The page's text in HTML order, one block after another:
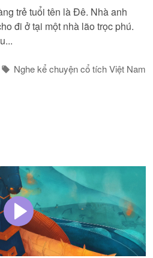
trẻ tuổi tên là Đê. Nhà anh
đi ở tại một nhà lão trọc phú.
Nghe kể chuyện cổ tích Việt Nam